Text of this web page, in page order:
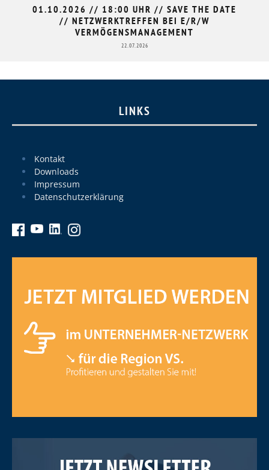
01.10.2026 // 18:00 UHR // SAVE THE DATE
// NETZWERKTREFFEN BEI E/R/W
VERMÖGENSMANAGEMENT
22.07.2026
LINKS
Kontakt
Downloads
Impressum
Datenschutzerklärung